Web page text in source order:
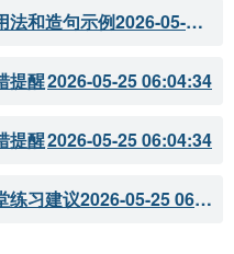
法和造句示例 2026-05-28 18:18:05
提醒2026-05-25 06:04:34
提醒2026-05-25 06:04:34
练习建议 2026-05-25 06:04:33